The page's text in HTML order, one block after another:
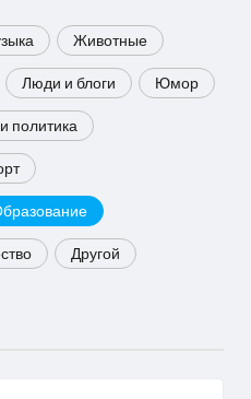
Животные
Люди и блоги Юмор
политика
Другой